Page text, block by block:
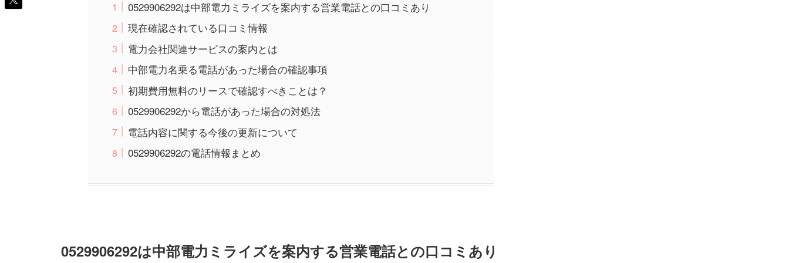
0529906292は中部電力ミライズを案内する営業電話との口コミあり
現在確認されている口コミ情報
電力会社関連サービスの案内とは
中部電力名乗る電話があった場合の確認事項
初期費用無料のリースで確認すべきことは？
0529906292から電話があった場合の対処法
電話内容に関する今後の更新について
0529906292の電話情報まとめ
0529906292は中部電力ミライズを案内する営業電話との口コミあり